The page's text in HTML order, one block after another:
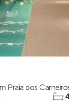
Praia dos